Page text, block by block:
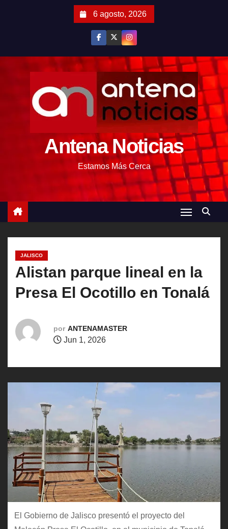
6 agosto, 2026
Antena Noticias
Estamos Más Cerca
JALISCO
Alistan parque lineal en la
Presa El Ocotillo en Tonalá
por ANTENAMASTER
Jun 1, 2026
El Gobierno de Jalisco presentó el proyecto del